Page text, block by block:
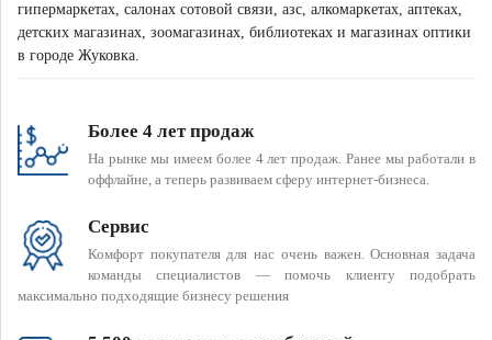
гипермаркетах, салонах сотовой связи, азс, алкомаркетах, аптеках,
детских магазинах, зоомагазинах, библиотеках и магазинах оптики
в городе Жуковка.
Более 4 лет продаж
На рынке мы имеем более 4 лет продаж. Ранее мы работали в
оффлайне, а теперь развиваем сферу интернет-бизнеса.
Сервис
Комфорт покупателя для нас очень важен. Основная задача
команды специалистов — помочь клиенту подобрать
максимально подходящие бизнесу решения